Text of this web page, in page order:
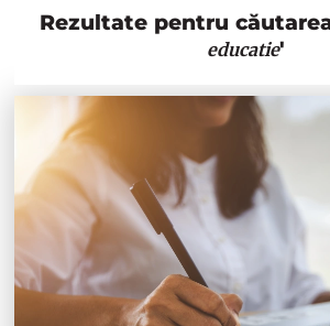
Rezultate pentru
educatie'